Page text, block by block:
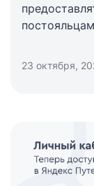
сервисами
23 октября,